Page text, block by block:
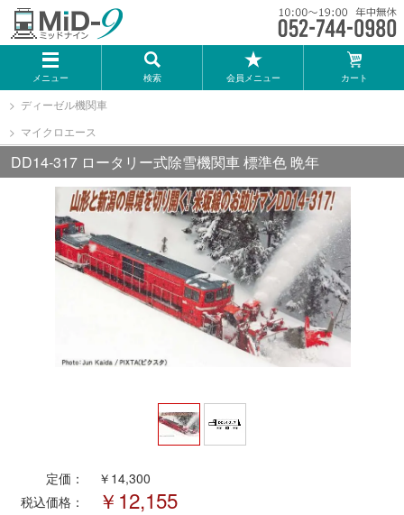
メニュー 検索 会員メニュー カート
メーカー一覧
TOMIX
KATO
GREENMAX
トミーテック
マイクロエース
MODEMO(モデモ)
ディーゼル機関車
マイクロエース
DD14-317 ロータリー式除雪機関車 標準色 晩年
定価：
￥14,300
税込価格：
￥12,155